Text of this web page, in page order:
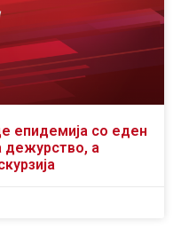
епидемија со еден
дежурство, а